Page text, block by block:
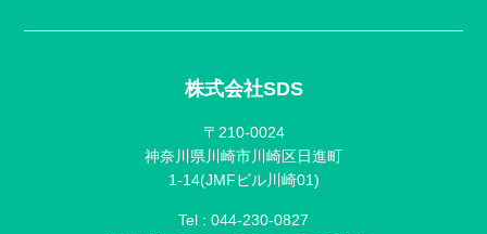
株式会社SDS
〒210-0024
神奈川県川崎市川崎区日進町
1-14(JMFビル川崎01)
Tel : 044-230-0827